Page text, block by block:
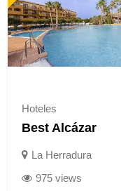
Hoteles
Best Alcázar
La Herradura
975 views